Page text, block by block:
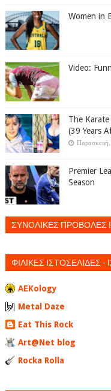
Women in
Video:
The
(39 Years
Premier
Season
ΣΥΝΟΛΙΚΕΣ ΠΡΟΒΟΛΕΣ
ΦΙΛΙΚΕΣ ΙΣΤΟΣΕΛΙΔΕΣ -
AEKology
Metal Daze
Eat This Rock
Art@Net blog
Rocka Rolla